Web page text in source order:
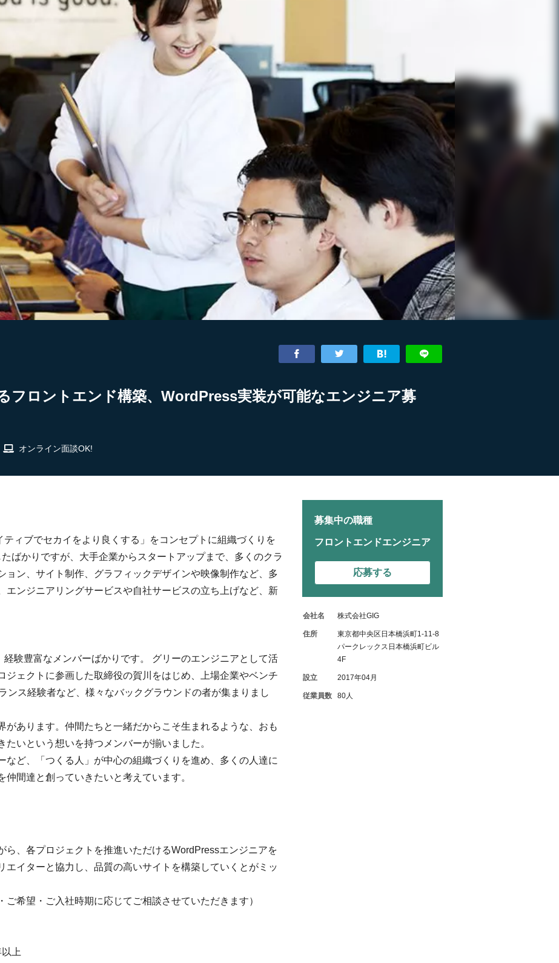
フロントエンド構築、WordPress実装が可能なエンジニア募
オンライン面談OK!
ィブでセカイをより良くする」をコンセプトに組織づくりを
ばかりですが、大手企業からスタートアップまで、多くのクラ
ョン、サイト制作、グラフィックデザインや映像制作など、多
エンジニアリングサービスや自社サービスの立ち上げなど、新
験豊富なメンバーばかりです。 グリーのエンジニアとして活
ジェクトに参画した取締役の賀川をはじめ、上場企業やベンチ
ンス経験者など、様々なバックグラウンドの者が集まりまし
があります。仲間たちと一緒だからこそ生まれるような、おも
たいという想いを持つメンバーが揃いました。
など、「つくる人」が中心の組織づくりを進め、多くの人達に
仲間達と創っていきたいと考えています。
ら、各プロジェクトを推進いただけるWordPressエンジニアを
エイターと協力し、品質の高いサイトを構築していくとがミッ
ご希望・ご入社時期に応じてご相談させていただきます）
上
募集中の職種
フロントエンドエンジニア
応募する
会社名 株式会社GIG
住所
東京都中央区日本橋浜町1-11-8
パークレックス日本橋浜町ビル
4F
設立 2017年04月
従業員数 80人